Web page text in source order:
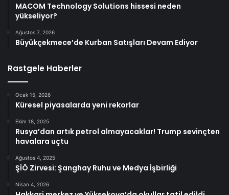
MACOM Technology Solutions hissesi neden
yükseliyor?
Ağustos 7, 2026
Büyükçekmece’de Kurban Satışları Devam Ediyor
Rastgele Haberler
Ocak 15, 2026
Küresel piyasalarda yeni rekorlar
Ekim 18, 2025
Rusya’dan artık petrol almayacaklar! Trump sevinçten
havalara uçtu
Ağustos 4, 2025
ŞİÖ Zirvesi: Şanghay Ruhu ve Medya İşbirliği
Nisan 4, 2026